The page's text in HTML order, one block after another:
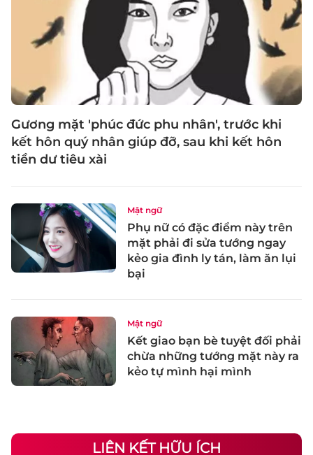
Gương mặt 'phúc đức phu nhân', trước khi
kết hôn quý nhân giúp đỡ, sau khi kết hôn
tiền dư tiêu xài
Mật ngữ
Phụ nữ có đặc điểm này trên
mặt phải đi sửa tướng ngay
kẻo gia đình ly tán, làm ăn lụi
bại
Mật ngữ
Kết giao bạn bè tuyệt đối phải
chừa những tướng mặt này ra
kẻo tự mình hại mình
LIÊN KẾT HỮU ÍCH